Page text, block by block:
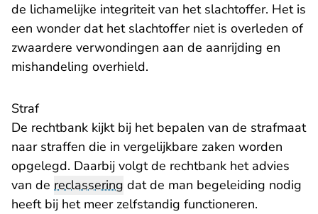
de lichamelijke integriteit van het slachtoffer. Het is
een wonder dat het slachtoffer niet is overleden of
zwaardere verwondingen aan de aanrijding en
mishandeling overhield.
Straf
De rechtbank kijkt bij het bepalen van de strafmaat
naar straffen die in vergelijkbare zaken worden
opgelegd. Daarbij volgt de rechtbank het advies
van de reclassering dat de man begeleiding nodig
heeft bij het meer zelfstandig functioneren.